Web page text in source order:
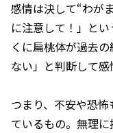
感情は決して“わが
に注意して！」と
くに扁桃体が過去
ない」と判断して感
つまり、不安や恐
ているもの。無理